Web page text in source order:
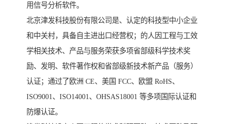
用信号分析软件。
北京津发科技股份有限公司是、认定的科技型中小企业
和中关村，具备自主进出口经营权；的人因工程与工效
学相关技术、产品与服务荣获多项省部级科学技术奖
励、发明、软件著作权和省部级新技术新产品（服务）
认证；通过了欧洲 CE、美国 FCC、欧盟 RoHS、
ISO9001、ISO14001、OHSAS18001 等多项国际认证和
防爆认证。